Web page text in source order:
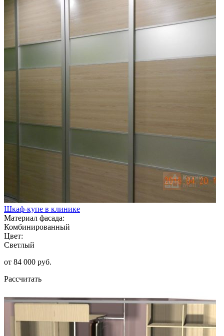
Шкаф-купе в клинике
Материал фасада:
Комбинированный
Цвет:
Светлый
от 84 000 руб.
Рассчитать